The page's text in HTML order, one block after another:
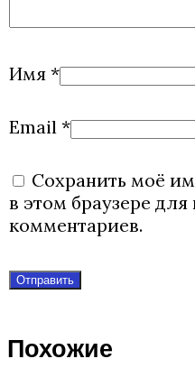
Имя *
Email *
Сохранить моё
в этом браузере
комментариев.
Похожие